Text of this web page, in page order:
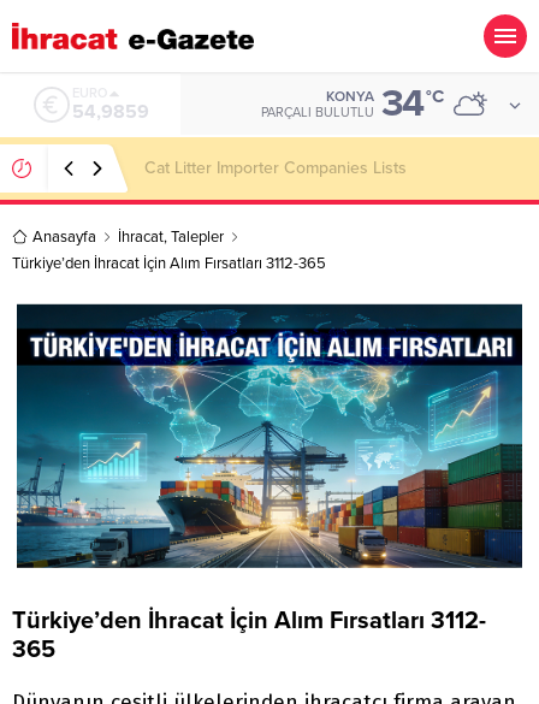
6.496,95
KONYA
PARÇALI BULUTLU 34°C
Dining Room Furniture Importer Companies Lists
Anasayfa İhracat,Talepler
Türkiye’den İhracat İçin Alım Fırsatları 3112-365
Türkiye’den İhracat İçin Alım Fırsatları 3112-
365